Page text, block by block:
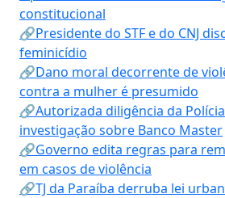
constitucional
🔗Presidente do STF e do CNJ
feminicídio
🔗Dano moral decorrente de
contra a mulher é presumido
🔗Autorizada diligência da
investigação sobre Banco Master
🔗Governo edita regras para
em casos de violência
🔗TJ da Paraíba derruba lei